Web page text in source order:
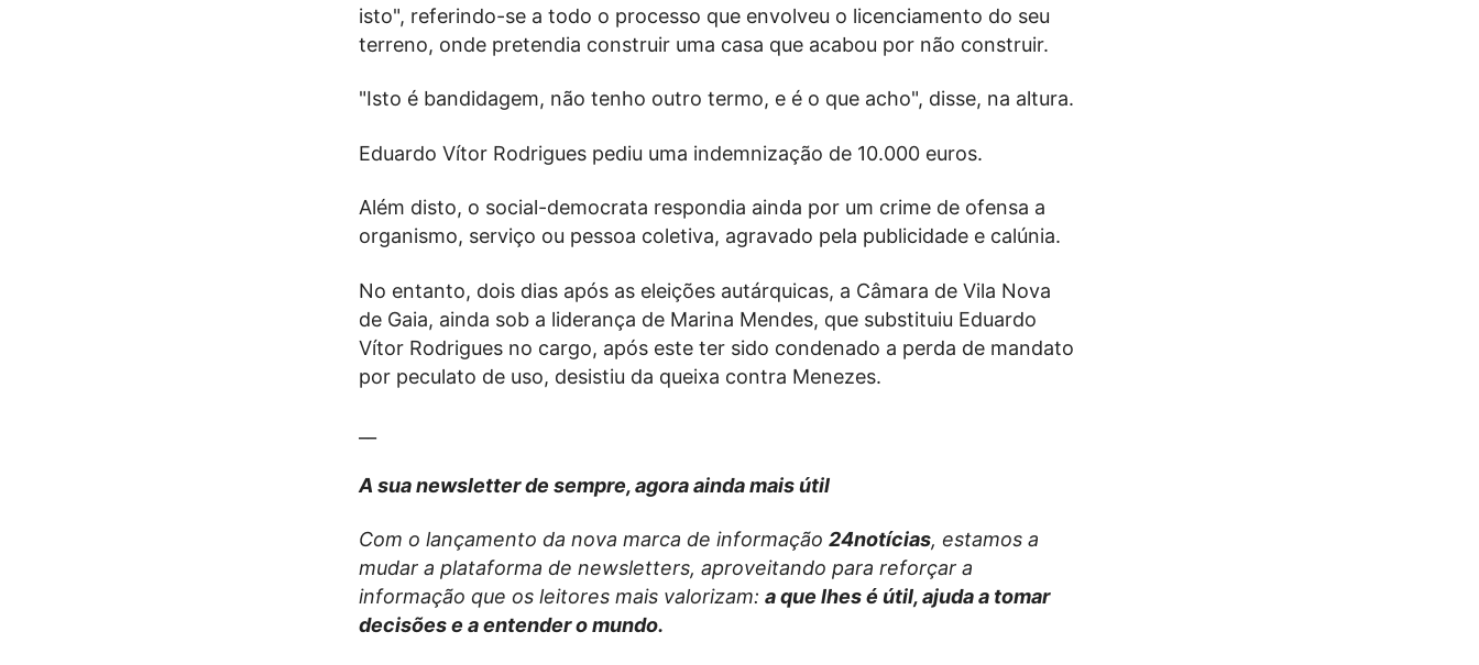
isto", referindo-se a todo o processo que envolveu o licenciamento do seu
terreno, onde pretendia construir uma casa que acabou por não construir.
"Isto é bandidagem, não tenho outro termo, e é o que acho", disse, na altura.
Eduardo Vítor Rodrigues pediu uma indemnização de 10.000 euros.
Além disto, o social-democrata respondia ainda por um crime de ofensa a
organismo, serviço ou pessoa coletiva, agravado pela publicidade e calúnia.
No entanto, dois dias após as eleições autárquicas, a Câmara de Vila Nova
de Gaia, ainda sob a liderança de Marina Mendes, que substituiu Eduardo
Vítor Rodrigues no cargo, após este ter sido condenado a perda de mandato
por peculato de uso, desistiu da queixa contra Menezes.
A sua newsletter de sempre, agora ainda mais útil
Com o lançamento da nova marca de informação 24notícias, estamos a
mudar a plataforma de newsletters, aproveitando para reforçar a
informação que os leitores mais valorizam: a que lhes é útil, ajuda a tomar
decisões e a entender o mundo.